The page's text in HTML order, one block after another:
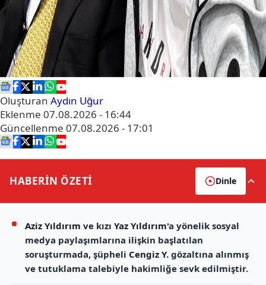
Oluşturan Aydın Uğur
Eklenme 07.08.2026 - 16:44
Güncellenme 07.08.2026 - 17:01
HABERİN ÖZETİ Dinle
Aziz Yıldırım ve kızı Yaz Yıldırım'a yönelik sosyal
medya paylaşımlarına ilişkin başlatılan
soruşturmada, şüpheli Cengiz Y. gözaltına alınmış
ve tutuklama talebiyle hakimliğe sevk edilmiştir.